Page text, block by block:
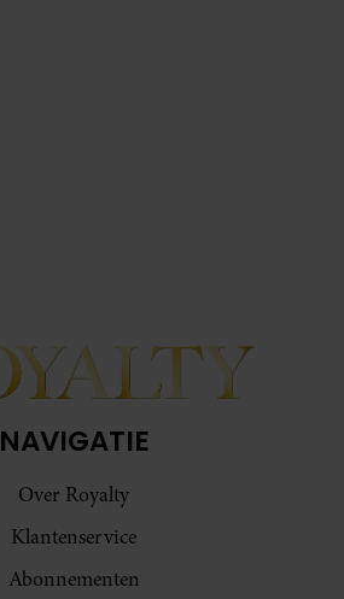
NAVIGATIE
Over Royalty
Klantenservice
Abonnementen